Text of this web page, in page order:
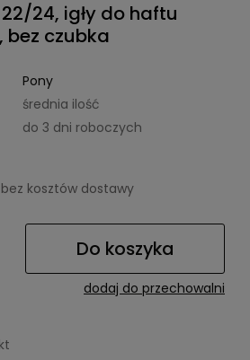
22/24, igły do haftu
bez czubka
Pony
średnia ilość
do 3 dni roboczych
bez kosztów dostawy
Do koszyka
dodaj do przechowalni